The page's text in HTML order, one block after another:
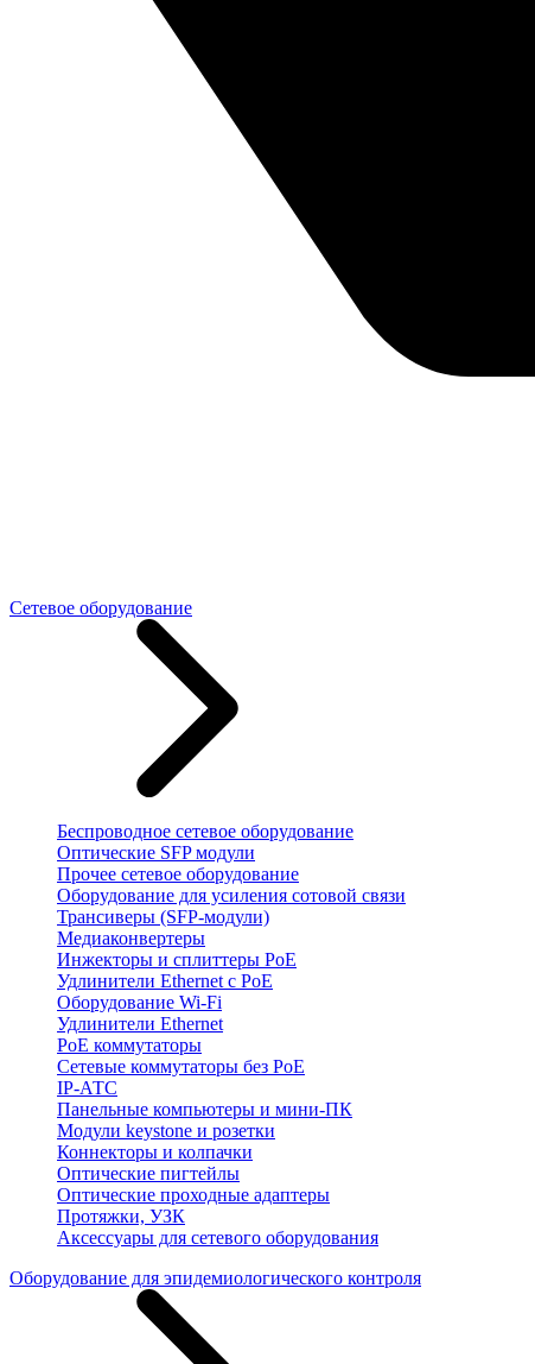
Сетевое оборудование
Беспроводное сетевое оборудование
Оптические SFP модули
Прочее сетевое оборудование
Оборудование для усиления сотовой связи
Трансиверы (SFP-модули)
Медиаконвертеры
Инжекторы и сплиттеры PoE
Удлинители Ethernet с PoE
Оборудование Wi-Fi
Удлинители Ethernet
PoE коммутаторы
Сетевые коммутаторы без PoE
IP-АТС
Панельные компьютеры и мини-ПК
Модули keystone и розетки
Коннекторы и колпачки
Оптические пигтейлы
Оптические проходные адаптеры
Протяжки, УЗК
Аксессуары для сетевого оборудования
Оборудование для эпидемиологического контроля